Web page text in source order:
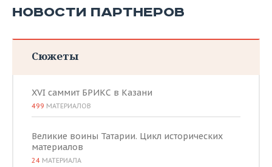
НОВОСТИ ПАРТНЕРОВ
Сюжеты
XVI саммит БРИКС в Казани
499 МАТЕРИАЛОВ
Великие воины Татарии. Цикл исторических
материалов
24 МАТЕРИАЛА